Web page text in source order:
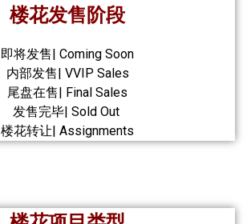
楼花发售阶段
即将发售| Coming Soon
内部发售| VVIP Sales
尾盘在售| Final Sales
发售完毕| Sold Out
楼花转让| Assignments